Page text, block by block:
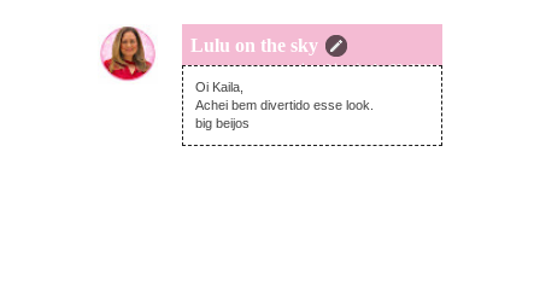
Lulu on the sky
quinta-feira, junho 28, 2018
Oi Kaila,
Achei bem divertido esse look.
big beijos